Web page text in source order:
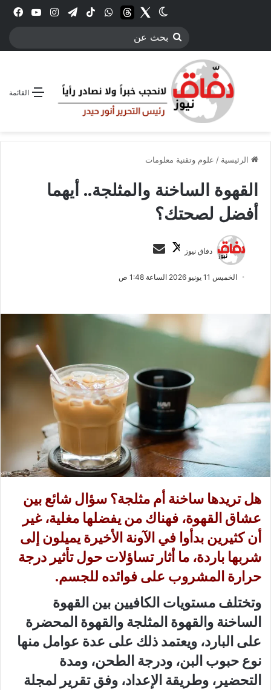
انستقرامتيلقرام‫TikTokواتسابthreadsTwitter
الوضع المظلم
بحث
القائمة
الرئيسية / علوم وتقنية معلومات
القهوة الساخنة والمثلجة.. أيهما
أفضل لصحتك؟
دفاق نيوز
ت
ب
ل
ى
س
ر
ي
ل
ك
ر
و
ي
الخميس 11 يونيو 2026 الساعة 1:48 ص
هل تريدها ساخنة أم مثلجة؟ سؤال شائع بين
عشاق القهوة، فهناك من يفضلها مغلية، غير
أن كثيرين بدأوا في الآونة الأخيرة يميلون إلى
شربها باردة، ما أثار تساؤلات حول تأثير درجة
حرارة المشروب على فوائده للجسم.
وتختلف مستويات الكافيين بين القهوة
الساخنة والقهوة المثلجة والقهوة المحضرة
على البارد، ويعتمد ذلك على عدة عوامل منها
نوع حبوب البن، ودرجة الطحن، ومدة
التحضير، وطريقة الإعداد، وفق تقرير لمجلة